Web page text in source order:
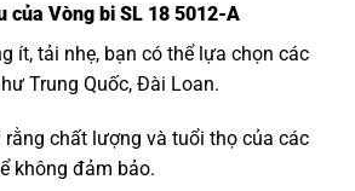
của Vòng bi SL 18 5012-A
ít, tải nhẹ, bạn có thể lựa chọn các
Trung Quốc, Đài Loan.
rằng chất lượng và tuổi thọ của các
không đảm bảo.